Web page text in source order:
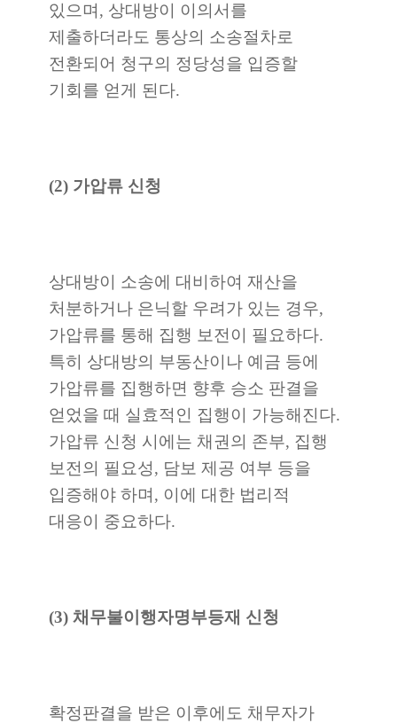
있으며, 상대방이 이의서를
제출하더라도 통상의 소송절차로
전환되어 청구의 정당성을 입증할
기회를 얻게 된다.
(2) 가압류 신청
상대방이 소송에 대비하여 재산을
처분하거나 은닉할 우려가 있는 경우,
가압류를 통해 집행 보전이 필요하다.
특히 상대방의 부동산이나 예금 등에
가압류를 집행하면 향후 승소 판결을
얻었을 때 실효적인 집행이 가능해진다.
가압류 신청 시에는 채권의 존부, 집행
보전의 필요성, 담보 제공 여부 등을
입증해야 하며, 이에 대한 법리적
대응이 중요하다.
(3) 채무불이행자명부등재 신청
확정판결을 받은 이후에도 채무자가